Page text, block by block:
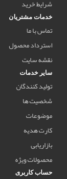
شرایط خرید
خدمات مشتریان
تماس با ما
استرداد محصول
نقشه سایت
سایر خدمات
تولید کنندگان
شخصیت ها
موضوعات
کارت هدیه
بازاریابی
محصولات ویژه
حساب کاربری